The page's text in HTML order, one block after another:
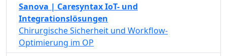
Sanova | Caresyntax IoT- und
Integrationslösungen
Chirurgische Sicherheit und Workflow-
Optimierung im OP